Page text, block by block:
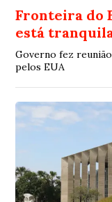
Fronteira do
está
Governo fez
pelos EUA